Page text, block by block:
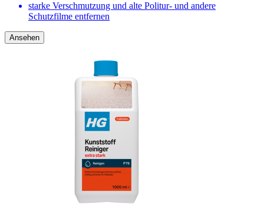
starke Verschmutzung und alte Politur- und andere
Schutzfilme entfernen
Ansehen